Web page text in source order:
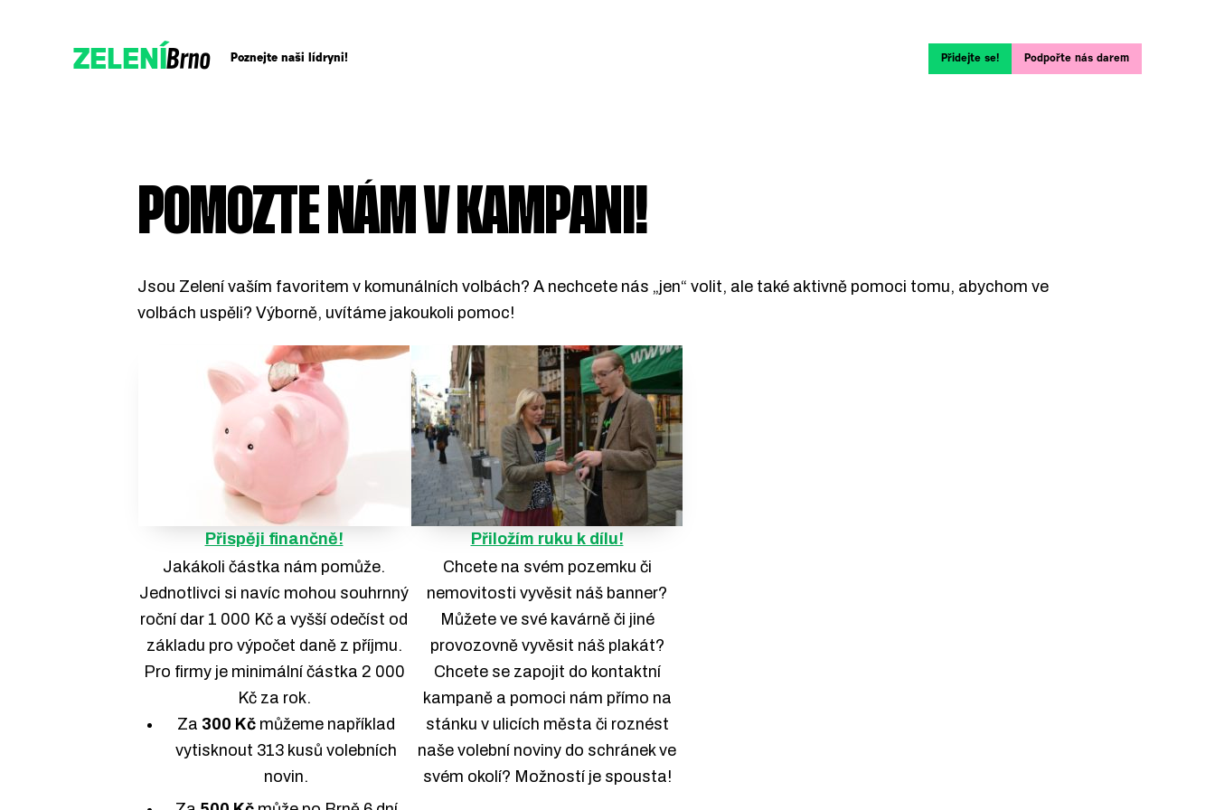
ZELENÍBrno Poznejte naši lídryni! Přidejte se! Podpořte nás darem
Podpořte nás daremPOMOZTE NÁM V KAMPANI!
Jsou Zelení vaším favoritem v komunálních volbách? A nechcete nás „jen“ volit, ale také aktivně pomoci tomu, abychom ve
volbách uspěli? Výborně, uvítáme jakoukoli pomoc!
Přispěji finančně!
Přiložím ruku k dílu!
Jakákoli částka nám pomůže.
Jednotlivci si navíc mohou souhrnný
roční dar 1 000 Kč a vyšší odečíst od
základu pro výpočet daně z příjmu.
Pro firmy je minimální částka 2 000
Kč za rok.
Za 300 Kč můžeme například
vytisknout 313 kusů volebních
novin.
Chcete na svém pozemku či
nemovitosti vyvěsit náš banner?
Můžete ve své kavárně či jiné
provozovně vyvěsit náš plakát?
Chcete se zapojit do kontaktní
kampaně a pomoci nám přímo na
stánku v ulicích města či roznést
naše volební noviny do schránek ve
svém okolí? Možností je spousta!